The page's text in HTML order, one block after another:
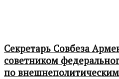
Секретарь Совбеза
советником
по